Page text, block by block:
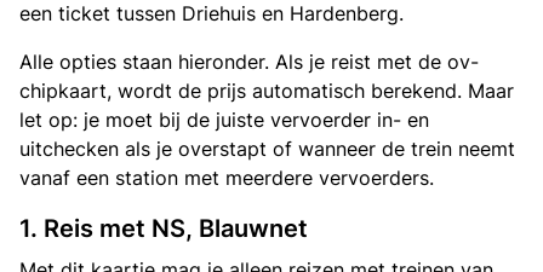
een ticket tussen Driehuis en Hardenberg.
Alle opties staan hieronder. Als je reist met de ov-
chipkaart, wordt de prijs automatisch berekend. Maar
let op: je moet bij de juiste vervoerder in- en
uitchecken als je overstapt of wanneer de trein neemt
vanaf een station met meerdere vervoerders.
1. Reis met NS, Blauwnet